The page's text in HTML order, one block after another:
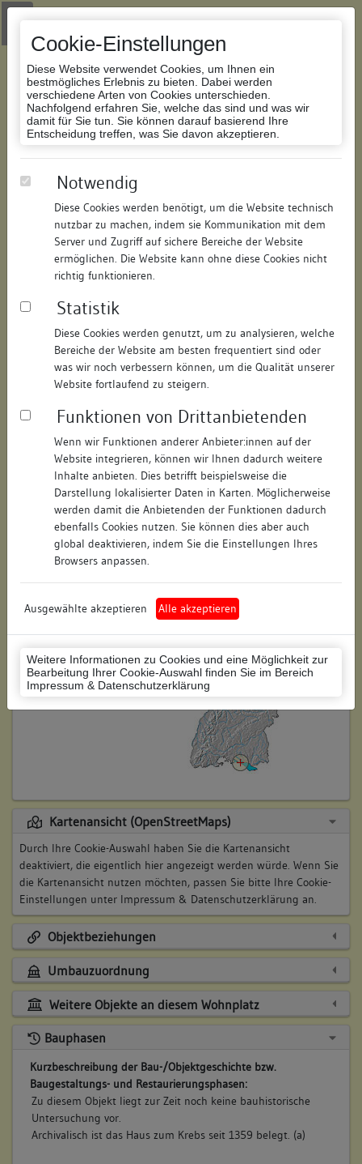
Cookie-Einstellungen
Diese Website verwendet Cookies, um Ihnen ein
bestmögliches Erlebnis zu bieten. Dabei werden
verschiedene Arten von Cookies unterschieden.
Nachfolgend erfahren Sie, welche das sind und was wir
damit für Sie tun. Sie können darauf basierend Ihre
Entscheidung treffen, was Sie davon akzeptieren.
Notwendig
Diese Cookies werden benötigt, um die Website technisch
nutzbar zu machen, indem sie Kommunikation mit dem
Server und Zugriff auf sichere Bereiche der Website
ermöglichen. Die Website kann ohne diese Cookies nicht
richtig funktionieren.
Statistik
Diese Cookies werden genutzt, um zu analysieren, welche
Bereiche der Website am besten frequentiert sind oder
was wir noch verbessern können, um die Qualität unserer
Website fortlaufend zu steigern.
Funktionen von Drittanbietenden
Wenn wir Funktionen anderer Anbieter:innen auf der
Website integrieren, können wir Ihnen dadurch weitere
Inhalte anbieten. Dies betrifft beispielsweise die
Darstellung lokalisierter Daten in Karten. Möglicherweise
werden damit die Anbietenden der Funktionen dadurch
ebenfalls Cookies nutzen. Sie können dies aber auch
global deaktivieren, indem Sie die Einstellungen Ihres
Browsers anpassen.
Ausgewählte akzeptieren Alle akzeptieren
Weitere Informationen zu Cookies und eine Möglichkeit zur
Bearbeitung Ihrer Cookie-Auswahl finden Sie im Bereich
Impressum & Datenschutzerklärung
Zur Navigation springen
Zum Inhalt der Website springen
Datenbank Bauforschung/Restaurierung
301315059159/Datum:11.07.2008
Datenbestand:
Bauforschung und Restaurierung
Als PDF herunterladen:
Objektdaten
Straße: Rheingasse
Hausnummer: 10
Postleitzahl: 78462
Stadt-Teilort: Konstanz
Regierungsbezirk: Freiburg
Konstanz (Landkreis)
Wohnplatzschlüssel: 8335043012
Flurstücknummer: 16
Historischer Straßenname: keiner
Lage des Wohnplatzes:
Kartenansicht (OpenStreetMaps)
Durch Ihre Cookie-Auswahl haben Sie die Kartenansicht
deaktiviert, die eigentlich hier angezeigt werden würde. Wenn Sie
die Kartenansicht nutzen möchten, passen Sie bitte Ihre Cookie-
Einstellungen unter Impressum & Datenschutzerklärung an.
Objektbeziehungen
Umbauzuordnung
Weitere Objekte an diesem Wohnplatz
Bauphasen
Kurzbeschreibung der Bau-/Objektgeschichte bzw.
Baugestaltungs- und Restaurierungsphasen:
Zu diesem Objekt liegt zur Zeit noch keine bauhistorische
Untersuchung vor.
Archivalisch ist das Haus zum Krebs seit 1359 belegt. (a)